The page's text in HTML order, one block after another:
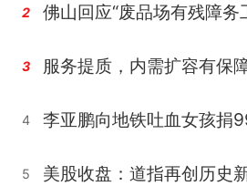
2 佛山回应“废品场有残障务
3 服务提质，内需扩容有保
4 李亚鹏向地铁吐血女孩捐
5 美股收盘：道指再创历史